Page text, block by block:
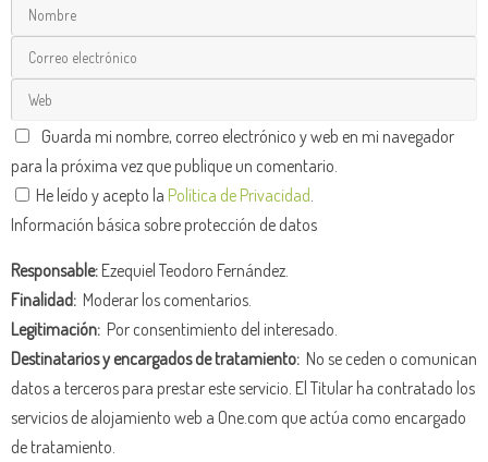
Guarda mi nombre, correo electrónico y web en mi navegador
para la próxima vez que publique un comentario.
He leído y acepto la Política de Privacidad
Información básica sobre protección de datos
Responsable:Ezequiel Teodoro Fernández.
Finalidad: Moderar los comentarios.
Legitimación: Por consentimiento del interesado.
Destinatarios y encargados de tratamiento: No se ceden o comunican
datos a terceros para prestar este servicio. El Titular ha contratado los
servicios de alojamiento web a One.com que actúa como encargado
de tratamiento.